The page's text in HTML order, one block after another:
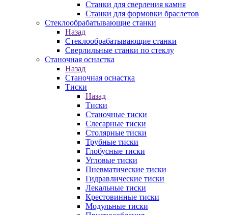
Станки для сверления камня
Станки для формовки браслетов
Стеклообрабатывающие станки
Назад
Стеклообрабатывающие станки
Сверлильные станки по стеклу
Станочная оснастка
Назад
Станочная оснастка
Тиски
Назад
Тиски
Станочные тиски
Слесарные тиски
Столярные тиски
Трубные тиски
Глобусные тиски
Угловые тиски
Пневматические тиски
Гидравлические тиски
Лекальные тиски
Крестовинные тиски
Модульные тиски